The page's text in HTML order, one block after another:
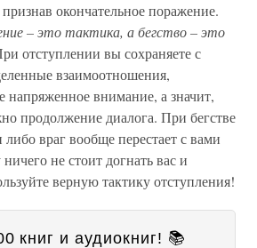
окончательное поражение.
– это тактика, а бегство – это
отступлении вы сохраняете с
взаимоотношения,
напряженное внимание, а значит,
продолжение диалога. При бегстве
либо враг вообще перестает с вами
не стоит догнать вас и
верную тактику отступления!
книг и аудиокниг! 📚